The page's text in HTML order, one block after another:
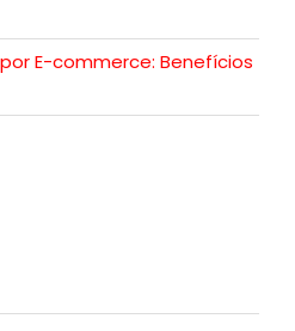
E-commerce: Benefícios